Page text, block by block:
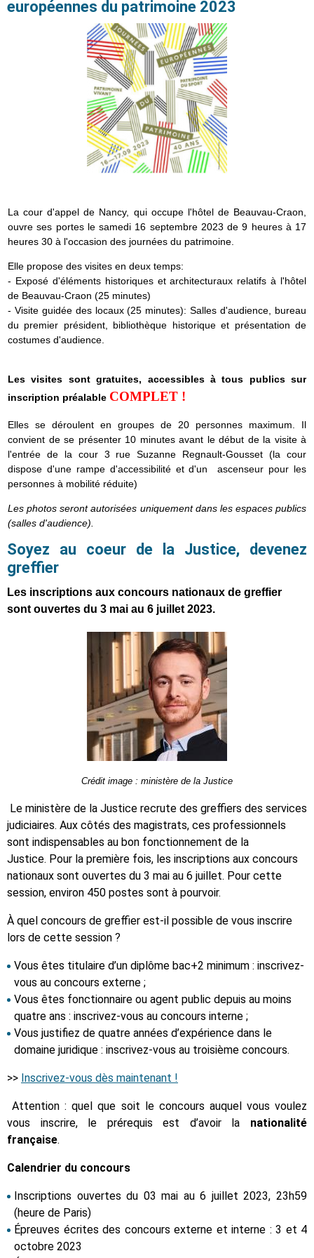
européennes du patrimoine 2023
La cour d'appel de Nancy, qui occupe l'hôtel de Beauvau-Craon,
ouvre ses portes le samedi 16 septembre 2023 de 9 heures à 17
heures 30 à l'occasion des journées du patrimoine.
Elle propose des visites en deux temps:
- Exposé d'éléments historiques et architecturaux relatifs à l'hôtel
de Beauvau-Craon (25 minutes)
- Visite guidée des locaux (25 minutes): Salles d'audience, bureau
du premier président, bibliothèque historique et présentation de
costumes d'audience.
Les visites sont gratuites, accessibles à tous publics sur
inscription préalable COMPLET !
Elles se déroulent en groupes de 20 personnes maximum. Il
convient de se présenter 10 minutes avant le début de la visite à
l'entrée de la cour 3 rue Suzanne Regnault-Gousset (la cour
dispose d'une rampe d'accessibilité et d'un ascenseur pour les
personnes à mobilité réduite)
Les photos seront autorisées uniquement dans les espaces publics
(salles d'audience).
Soyez au coeur de la Justice, devenez
greffier
Les inscriptions aux concours nationaux de greffier
sont ouvertes du 3 mai au 6 juillet 2023.
Crédit image : ministère de la Justice
Le ministère de la Justice recrute des greffiers des services
judiciaires. Aux côtés des magistrats, ces professionnels
sont indispensables au bon fonctionnement de la
Justice. Pour la première fois, les inscriptions aux concours
nationaux sont ouvertes du 3 mai au 6 juillet. Pour cette
session, environ 450 postes sont à pourvoir.
À quel concours de greffier est-il possible de vous inscrire
lors de cette session ?
Vous êtes titulaire d’un diplôme bac+2 minimum : inscrivez-
vous au concours externe ;
Vous êtes fonctionnaire ou agent public depuis au moins
quatre ans : inscrivez-vous au concours interne ;
Vous justifiez de quatre années d’expérience dans le
domaine juridique : inscrivez-vous au troisième concours.
>> Inscrivez-vous dès maintenant !
Attention : quel que soit le concours auquel vous voulez
vous inscrire, le prérequis est d’avoir la
nationalité
française.
Calendrier du concours
Inscriptions ouvertes du 03 mai au 6 juillet 2023, 23h59
(heure de Paris)
Épreuves écrites des concours externe et interne : 3 et 4
octobre 2023